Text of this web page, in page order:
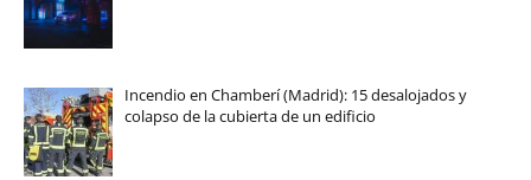
Incendio en Chamberí (Madrid): 15 desalojados y
colapso de la cubierta de un edificio